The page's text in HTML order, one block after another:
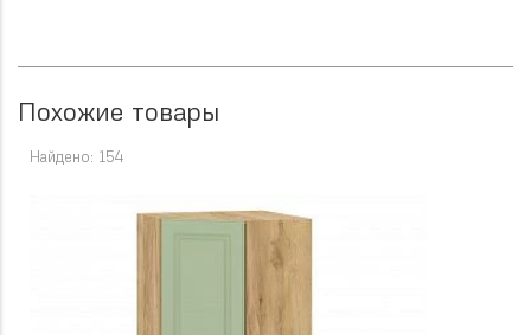
Похожие товары
Найдено: 154